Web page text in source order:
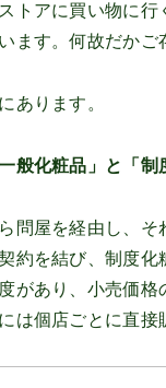
トアに買い物に行
ます。何故だかご
あります。
化粧品」と「制
問屋を経由し、そ
約を結び、制度
があり、小売価
は個店ごとに直